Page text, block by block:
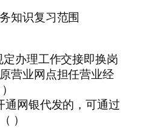
知识复习范围
办理工作交接即换岗
营业网点担任营业经
通网银代发的，可通过
）